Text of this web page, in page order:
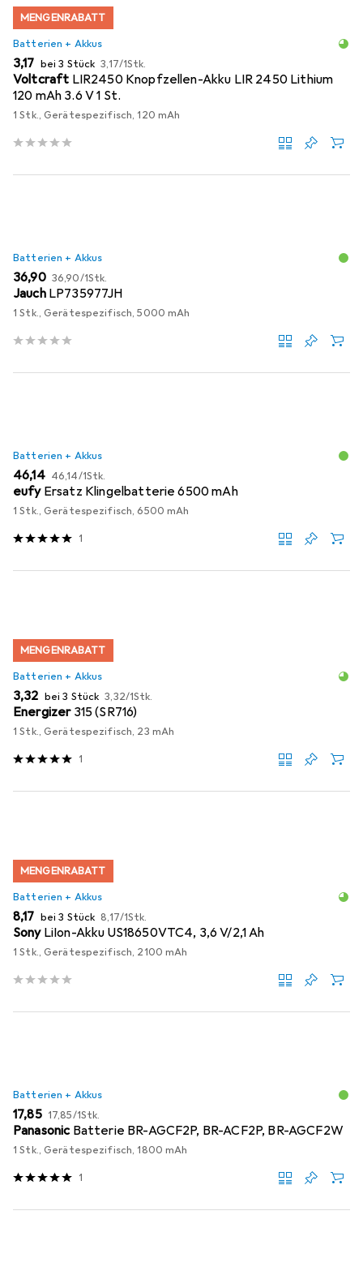
MENGENRABATT
Batterien + Akkus
EUR
3,17 bei 3 Stück EUR
3,17/1Stk.
Voltcraft LIR2450 Knopfzellen-Akku LIR 2450 Lithium
120 mAh 3.6 V 1 St.
1 Stk., Gerätespezifisch, 120 mAh
Batterien + Akkus
EUR
36,90 EUR
36,90/1Stk.
Jauch LP735977JH
1 Stk., Gerätespezifisch, 5000 mAh
Batterien + Akkus
EUR
46,14 EUR
46,14/1Stk.
eufy Ersatz Klingelbatterie 6500 mAh
1 Stk., Gerätespezifisch, 6500 mAh
1
MENGENRABATT
Batterien + Akkus
EUR
3,32 bei 3 Stück EUR
3,32/1Stk.
Energizer 315 (SR716)
1 Stk., Gerätespezifisch, 23 mAh
1
MENGENRABATT
Batterien + Akkus
EUR
8,17 bei 3 Stück EUR
8,17/1Stk.
Sony LiIon-Akku US18650VTC4, 3,6 V/2,1 Ah
1 Stk., Gerätespezifisch, 2100 mAh
Batterien + Akkus
EUR
17,85 EUR
17,85/1Stk.
Panasonic Batterie BR-AGCF2P, BR-ACF2P, BR-AGCF2W
1 Stk., Gerätespezifisch, 1800 mAh
1